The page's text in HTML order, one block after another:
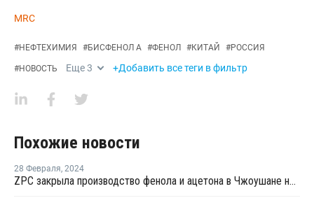
MRC
#НЕФТЕХИМИЯ #БИСФЕНОЛ А #ФЕНОЛ #КИТАЙ #РОССИЯ
#НОВОСТЬ Еще3 +Добавить все теги в фильтр
Похожие новости
28 Февраля, 2024
ZPC закрыла производство фенола и ацетона в Чжоушане на ремонт